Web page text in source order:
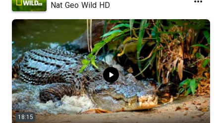
Nat Geo Wild HD
18:15